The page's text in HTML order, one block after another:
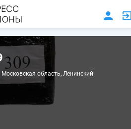
область, Ленинский